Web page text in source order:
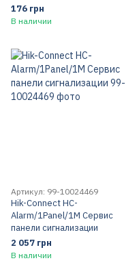
176 грн
В наличии
Артикул: 99-10024469
Hik-Connect HC-
Alarm/1Panel/1M Сервис
панели сигнализации
2 057 грн
В наличии